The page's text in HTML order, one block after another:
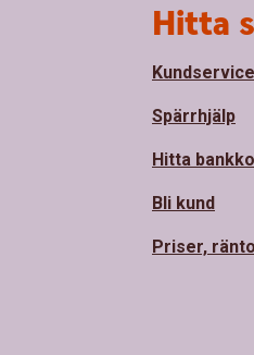
Hitta
Kundservice
Spärrhjälp
Hitta
Bli kund
Priser,